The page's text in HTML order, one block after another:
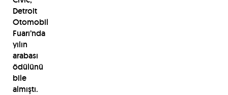
Detroit
Otomobil
Fuarı’nda
yılın
arabası
ödülünü
bile
almıştı.